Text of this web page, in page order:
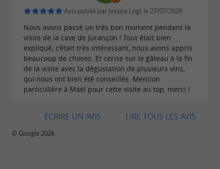
Avis publié par Jessica Lpgt le 27/07/2026
Nous avons passé un très bon moment pendant la
visite de la cave de Jurançon ! Tout était bien
expliqué, c'était très intéressant, nous avons appris
beaucoup de choses. Et cerise sur le gâteau à la fin
de la visite avec la dégustation de plusieurs vins,
qui nous ont bien été conseillés. Mention
particulière à Maël pour cette visite au top, merci !
LIRE TOUS LES AVIS
ECRIRE UN AVIS
© Google 2026